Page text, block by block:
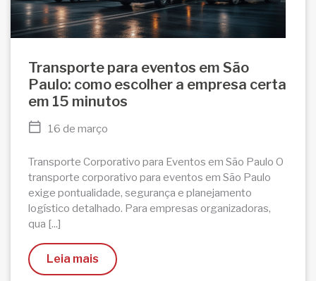
Transporte para eventos em São
Paulo: como escolher a empresa certa
em 15 minutos
16 de março
Transporte Corporativo para Eventos em São Paulo O
transporte corporativo para eventos em São Paulo
exige pontualidade, segurança e planejamento
logístico detalhado. Para empresas organizadoras,
qua [...]
Leia mais